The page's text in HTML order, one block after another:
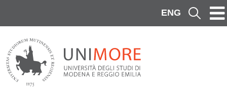
ENG Cerca